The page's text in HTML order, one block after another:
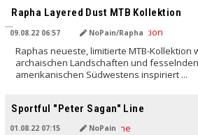
Rapha Layered Dust MTB Kollektion
09.08.22 06:57 NoPain/Rapha
Raphas neueste, limitierte MTB-Kollektion
archaischen Landschaften und
amerikanischen Südwestens inspiriert ...
Sportful "Peter Sagan" Line
01.08.22 07:15 NoPain